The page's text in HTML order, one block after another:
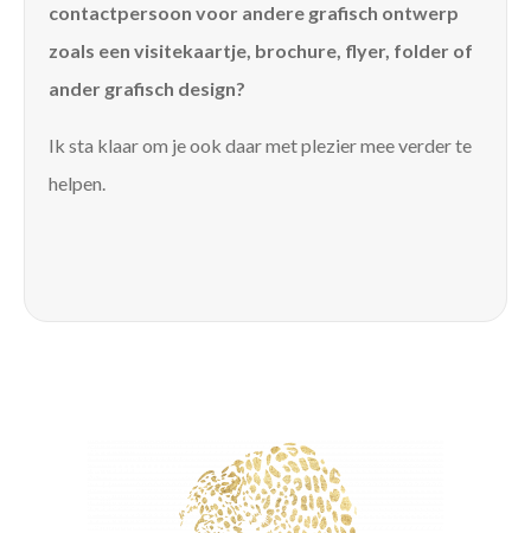
contactpersoon voor andere grafisch ontwerp
zoals een visitekaartje, brochure, flyer, folder of
ander grafisch design?
Ik sta klaar om je ook daar met plezier mee verder te
helpen.